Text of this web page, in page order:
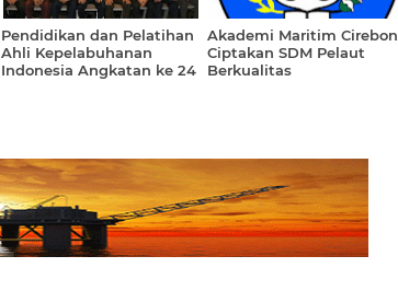
Pendidikan dan Pelatihan
Ahli Kepelabuhanan
Indonesia Angkatan ke 24
Akademi Maritim Cirebon
Ciptakan SDM Pelaut
Berkualitas